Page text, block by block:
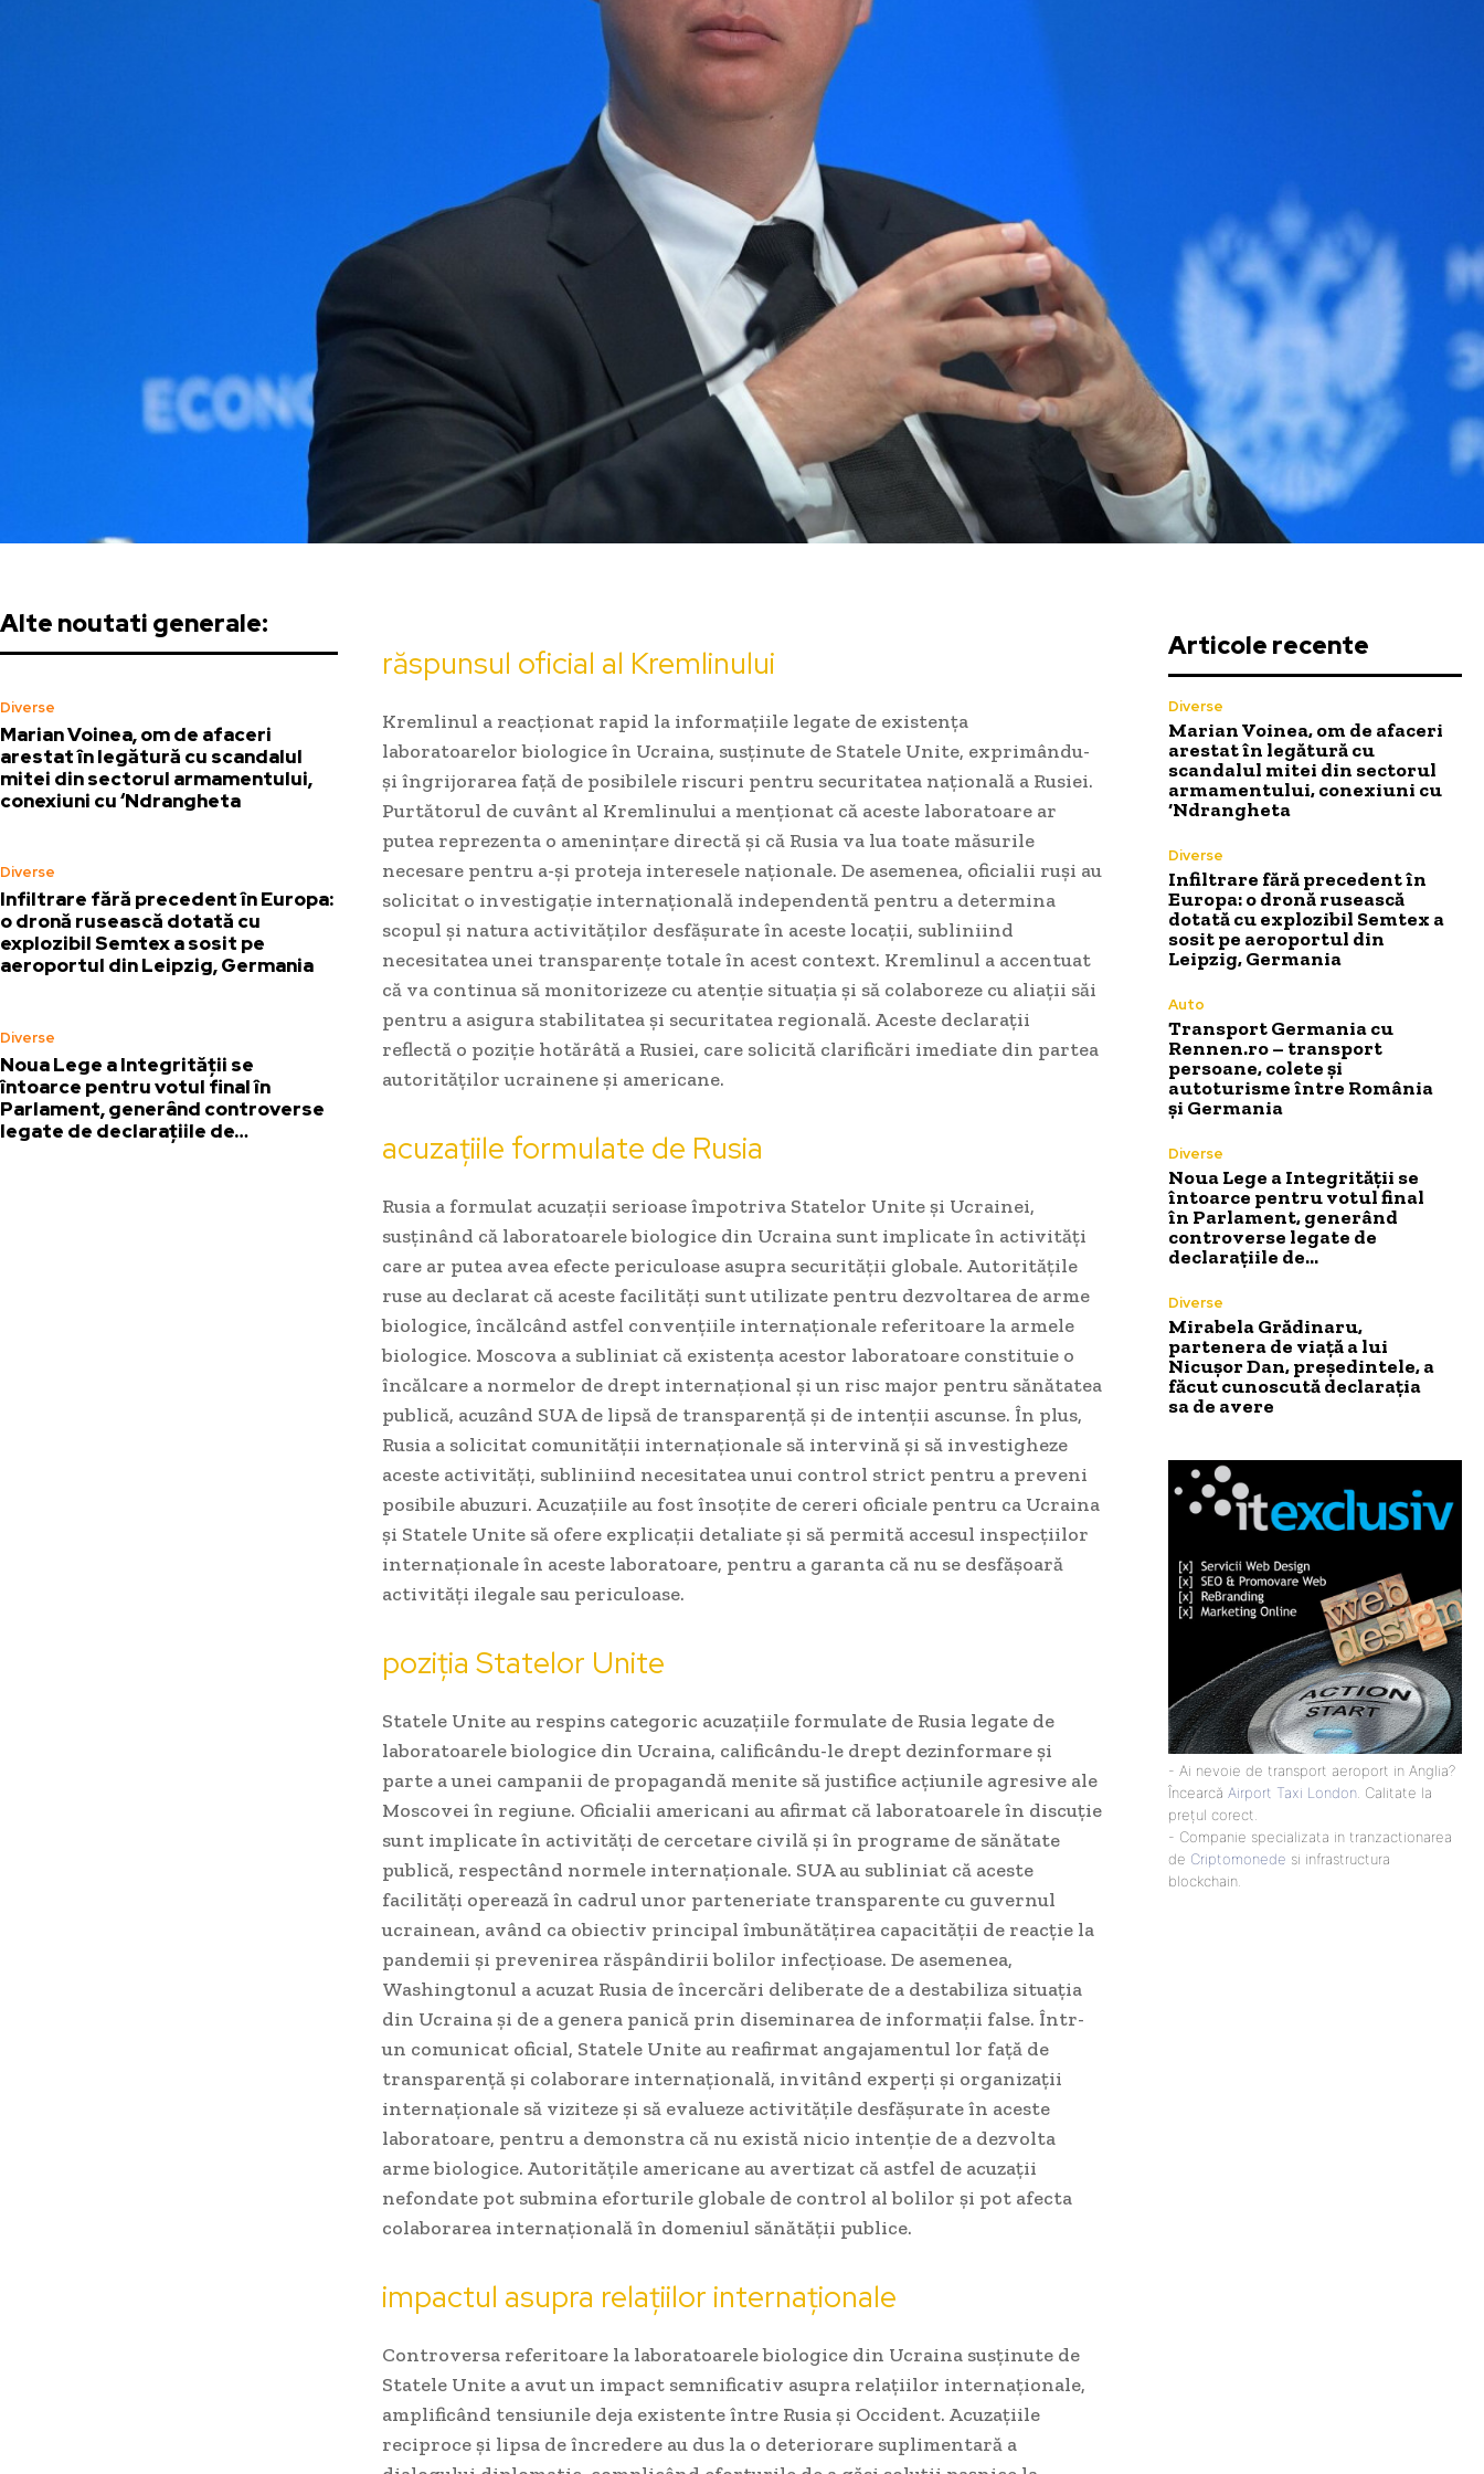
Alte noutati generale:
Diverse
Marian Voinea, om de afaceri
arestat în legătură cu scandalul
mitei din sectorul armamentului,
conexiuni cu ‘Ndrangheta
Diverse
Infiltrare fără precedent în Europa:
o dronă rusească dotată cu
explozibil Semtex a sosit pe
aeroportul din Leipzig, Germania
Diverse
Noua Lege a Integrității se
întoarce pentru votul final în
Parlament, generând controverse
legate de declarațiile de…
răspunsul oficial al Kremlinului
Kremlinul a reacționat rapid la informațiile legate de existența
laboratoarelor biologice în Ucraina, susținute de Statele Unite, exprimându-
și îngrijorarea față de posibilele riscuri pentru securitatea națională a Rusiei.
Purtătorul de cuvânt al Kremlinului a menționat că aceste laboratoare ar
putea reprezenta o amenințare directă și că Rusia va lua toate măsurile
necesare pentru a-și proteja interesele naționale. De asemenea, oficialii ruși au
solicitat o investigație internațională independentă pentru a determina
scopul și natura activităților desfășurate în aceste locații, subliniind
necesitatea unei transparențe totale în acest context. Kremlinul a accentuat
că va continua să monitorizeze cu atenție situația și să colaboreze cu aliații săi
pentru a asigura stabilitatea și securitatea regională. Aceste declarații
reflectă o poziție hotărâtă a Rusiei, care solicită clarificări imediate din partea
autorităților ucrainene și americane.
acuzațiile formulate de Rusia
Rusia a formulat acuzații serioase împotriva Statelor Unite și Ucrainei,
susținând că laboratoarele biologice din Ucraina sunt implicate în activități
care ar putea avea efecte periculoase asupra securității globale. Autoritățile
ruse au declarat că aceste facilități sunt utilizate pentru dezvoltarea de arme
biologice, încălcând astfel convențiile internaționale referitoare la armele
biologice. Moscova a subliniat că existența acestor laboratoare constituie o
încălcare a normelor de drept internațional și un risc major pentru sănătatea
publică, acuzând SUA de lipsă de transparență și de intenții ascunse. În plus,
Rusia a solicitat comunității internaționale să intervină și să investigheze
aceste activități, subliniind necesitatea unui control strict pentru a preveni
posibile abuzuri. Acuzațiile au fost însoțite de cereri oficiale pentru ca Ucraina
și Statele Unite să ofere explicații detaliate și să permită accesul inspecțiilor
internaționale în aceste laboratoare, pentru a garanta că nu se desfășoară
activități ilegale sau periculoase.
poziția Statelor Unite
Statele Unite au respins categoric acuzațiile formulate de Rusia legate de
laboratoarele biologice din Ucraina, calificându-le drept dezinformare și
parte a unei campanii de propagandă menite să justifice acțiunile agresive ale
Moscovei în regiune. Oficialii americani au afirmat că laboratoarele în discuție
sunt implicate în activități de cercetare civilă și în programe de sănătate
publică, respectând normele internaționale. SUA au subliniat că aceste
facilități operează în cadrul unor parteneriate transparente cu guvernul
ucrainean, având ca obiectiv principal îmbunătățirea capacității de reacție la
pandemii și prevenirea răspândirii bolilor infecțioase. De asemenea,
Washingtonul a acuzat Rusia de încercări deliberate de a destabiliza situația
din Ucraina și de a genera panică prin diseminarea de informații false. Într-
un comunicat oficial, Statele Unite au reafirmat angajamentul lor față de
transparență și colaborare internațională, invitând experți și organizații
internaționale să viziteze și să evalueze activitățile desfășurate în aceste
laboratoare, pentru a demonstra că nu există nicio intenție de a dezvolta
arme biologice. Autoritățile americane au avertizat că astfel de acuzații
nefondate pot submina eforturile globale de control al bolilor și pot afecta
colaborarea internațională în domeniul sănătății publice.
impactul asupra relațiilor internaționale
Controversa referitoare la laboratoarele biologice din Ucraina susținute de
Statele Unite a avut un impact semnificativ asupra relațiilor internaționale,
amplificând tensiunile deja existente între Rusia și Occident. Acuzațiile
reciproce și lipsa de încredere au dus la o deteriorare suplimentară a
Articole recente
Diverse
Marian Voinea, om de afaceri
arestat în legătură cu
scandalul mitei din sectorul
armamentului, conexiuni cu
‘Ndrangheta
Diverse
Infiltrare fără precedent în
Europa: o dronă rusească
dotată cu explozibil Semtex a
sosit pe aeroportul din
Leipzig, Germania
Auto
Transport Germania cu
Rennen.ro – transport
persoane, colete și
autoturisme între România
și Germania
Diverse
Noua Lege a Integrității se
întoarce pentru votul final
în Parlament, generând
controverse legate de
declarațiile de…
Diverse
Mirabela Grădinaru,
partenera de viață a lui
Nicușor Dan, președintele, a
făcut cunoscută declarația
sa de avere
- Ai nevoie de transport aeroport in Anglia?
Încearcă Airport Taxi London . Calitate la
prețul corect.
- Companie specializata in tranzactionarea
de Criptomonede si infrastructura
blockchain.